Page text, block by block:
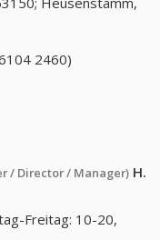
2460)
/ Director / Manager) H.
Freitag: 10-20,